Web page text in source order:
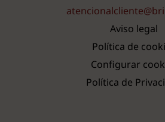
Aviso legal
Política de
Configurar
Política de